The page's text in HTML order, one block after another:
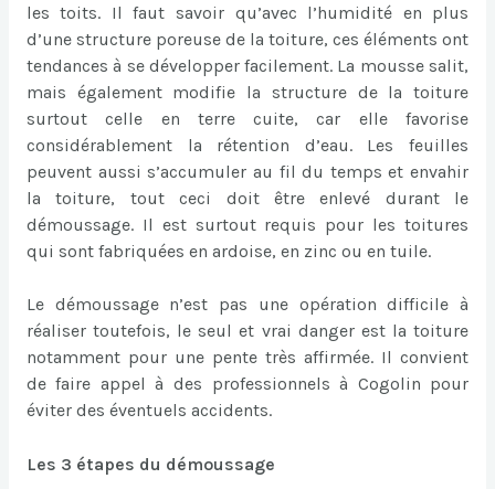
les toits. Il faut savoir qu’avec l’humidité en plus
d’une structure poreuse de la toiture, ces éléments ont
tendances à se développer facilement. La mousse salit,
mais également modifie la structure de la toiture
surtout celle en terre cuite, car elle favorise
considérablement la rétention d’eau. Les feuilles
peuvent aussi s’accumuler au fil du temps et envahir
la toiture, tout ceci doit être enlevé durant le
démoussage. Il est surtout requis pour les toitures
qui sont fabriquées en ardoise, en zinc ou en tuile.
Le démoussage n’est pas une opération difficile à
réaliser toutefois, le seul et vrai danger est la toiture
notamment pour une pente très affirmée. Il convient
de faire appel à des professionnels à Cogolin pour
éviter des éventuels accidents.
Les 3 étapes du démoussage